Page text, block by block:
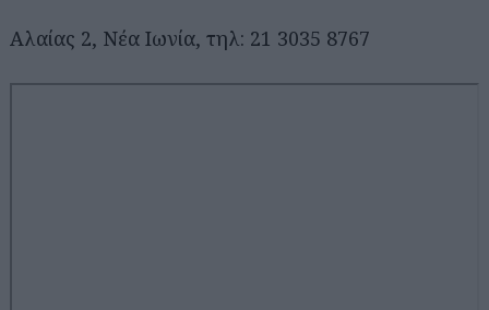
Αλαίας 2, Νέα Ιωνία, τηλ: 21 3035 8767